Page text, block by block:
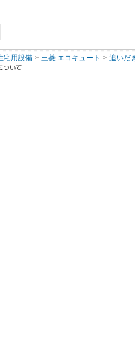
宅用設備 三菱 エコキュート 追いだ